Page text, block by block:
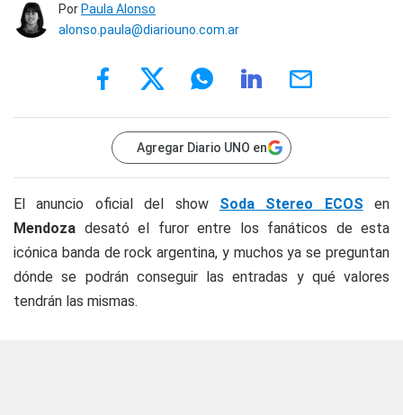
Por Paula Alonso
alonso.paula@diariouno.com.ar
Agregar Diario UNO en
El anuncio oficial del show Soda Stereo ECOS en
Mendoza desató el furor entre los fanáticos de esta
icónica banda de rock argentina, y muchos ya se preguntan
dónde se podrán conseguir las entradas y qué valores
tendrán las mismas.